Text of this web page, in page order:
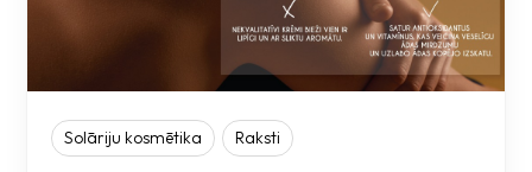
Solāriju kosmētika Raksti